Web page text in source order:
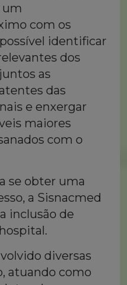
com os
identificar
dos
as
das
e enxergar
maiores
com o
se obter uma
a Sisnacmed
inclusão de
diversas
atuando como